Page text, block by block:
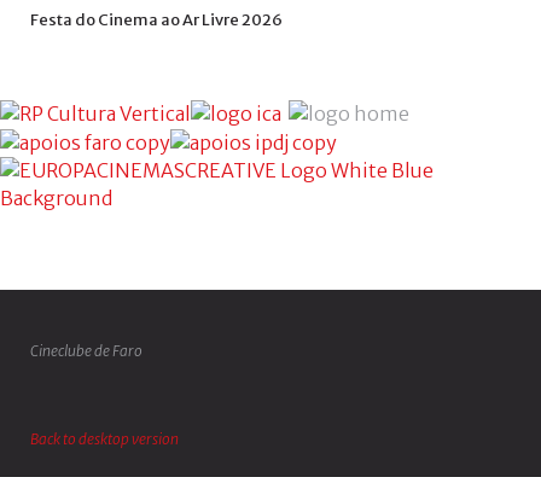
Festa doCinema aoArLivre2026
Cineclube de Faro
Back to desktop version